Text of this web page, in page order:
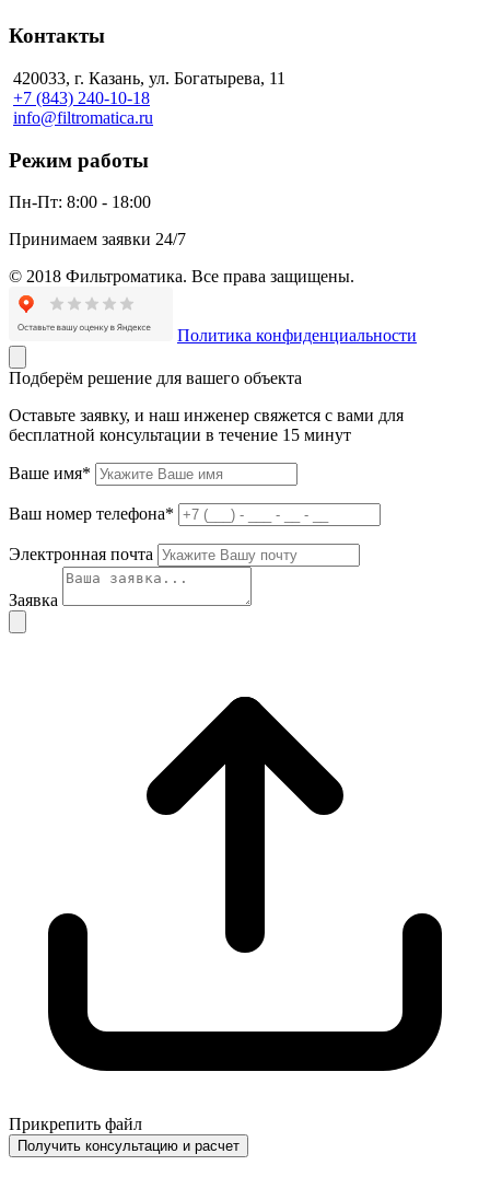
Контакты
420033, г. Казань, ул. Богатырева, 11
+7 (843) 240-10-18
info@filtromatica.ru
Режим работы
Пн-Пт: 8:00 - 18:00
Принимаем заявки 24/7
© 2018 Фильтроматика. Все права защищены.
Политика конфиденциальности
Подберём решение для вашего объекта
Оставьте заявку, и наш инженер свяжется с вами для
бесплатной консультации в течение 15 минут
Ваше имя*
Ваш номер телефона*
Электронная почта
Заявка
Прикрепить файл
Получить консультацию и расчет